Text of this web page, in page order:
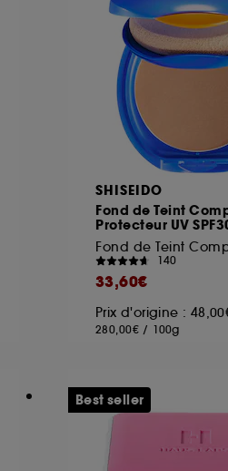
SHISEIDO
Fond de Teint
Protecteur UV
Fond de Teint
140
33,60€
Prix d'origine :
280,00€ / 100g
Best seller